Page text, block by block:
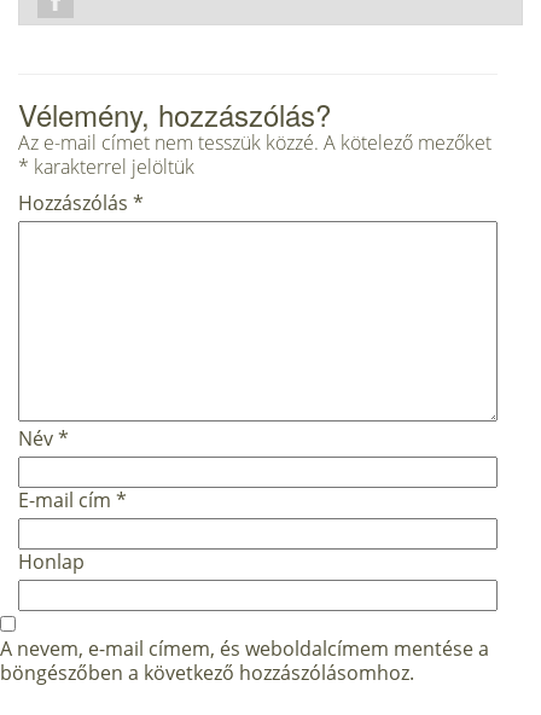
Vélemény, hozzászólás?
Az e-mail címet nem tesszük közzé. A kötelező mezőket
* karakterrel jelöltük
Hozzászólás *
Név*
E-mail cím *
Honlap
A nevem, e-mail címem, és weboldalcímem mentése a
böngészőben a következő hozzászólásomhoz.